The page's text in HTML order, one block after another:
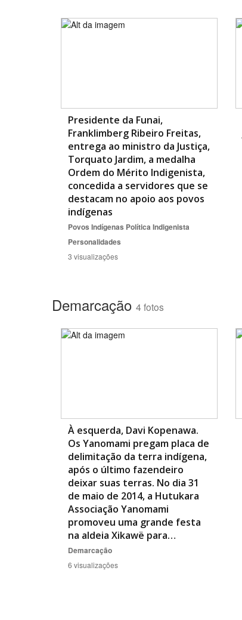
Presidente da Funai,
Franklimberg Ribeiro Freitas,
entrega ao ministro da Justiça,
Torquato Jardim, a medalha
Ordem do Mérito Indigenista,
concedida a servidores que se
destacam no apoio aos povos
indígenas
Povos Indígenas Política Indigenista
Personalidades
3 visualizações
Demarcação 4 fotos
À esquerda, Davi Kopenawa.
Os Yanomami pregam placa de
delimitação da terra indígena,
após o último fazendeiro
deixar suas terras. No dia 31
de maio de 2014, a Hutukara
Associação Yanomami
promoveu uma grande festa
na aldeia Xikawë para…
Demarcação
6 visualizações